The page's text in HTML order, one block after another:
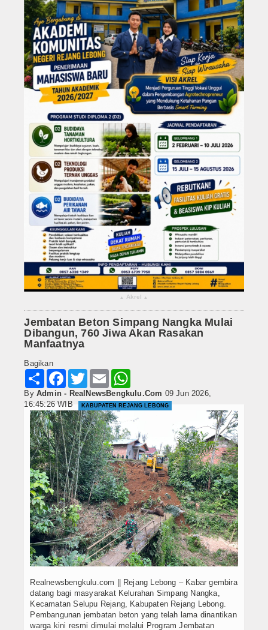
▴ Akrel ▴
Jembatan Beton Simpang Nangka Mulai
Dibangun, 760 Jiwa Akan Rasakan
Manfaatnya
Bagikan
Share Facebook
Twitter Email
By Admin - RealNewsBengkulu.Com 09 Jun 2026,
16:45:26 WIB
KABUPATEN REJANG LEBONG
Realnewsbengkulu.com || Rejang Lebong – Kabar gembira
datang bagi masyarakat Kelurahan Simpang Nangka,
Kecamatan Selupu Rejang, Kabupaten Rejang Lebong.
Pembangunan jembatan beton yang telah lama dinantikan
warga kini resmi dimulai melalui Program Jembatan